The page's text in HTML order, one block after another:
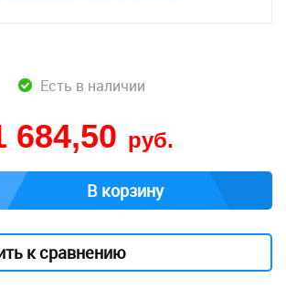
Есть в наличии
684,50 руб.
В корзину
к сравнению